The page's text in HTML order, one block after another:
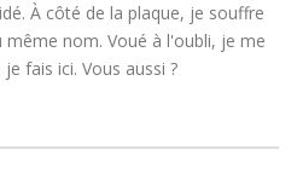
À côté de la plaque, je souffre
même nom. Voué à l'oubli, je me
fais ici. Vous aussi ?